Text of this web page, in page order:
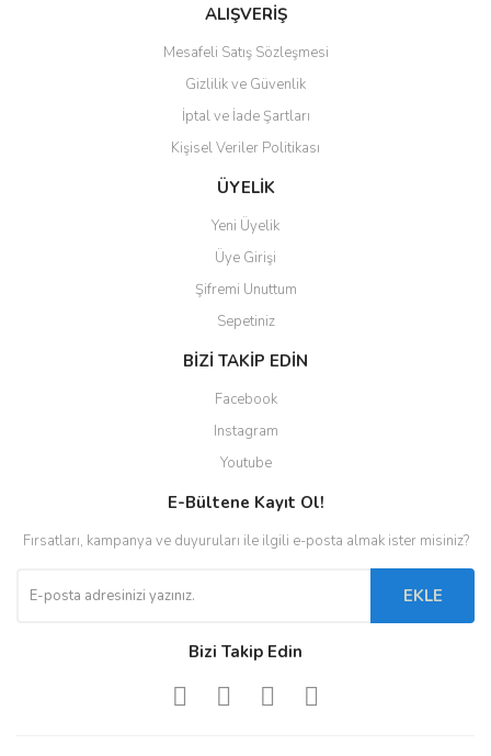
Ürün fiyatı diğer sitelerden daha pahalı.
Gönder
ALIŞVERİŞ
Mesafeli Satış Sözleşmesi
Gizlilik ve Güvenlik
İptal ve İade Şartları
Kişisel Veriler Politikası
ÜYELİK
Yeni Üyelik
Üye Girişi
Şifremi Unuttum
Sepetiniz
BİZİ TAKİP EDİN
Facebook
Instagram
Youtube
E-Bültene Kayıt Ol!
Fırsatları, kampanya ve duyuruları ile ilgili e-posta almak ister misiniz?
EKLE
Bizi Takip Edin